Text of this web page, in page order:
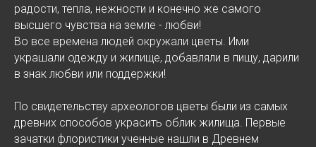
радости, тепла, нежности и конечно же самого
высшего чувства на земле - любви!
Во все времена людей окружали цветы. Ими
украшали одежду и жилище, добавляли в пищу, дарили
в знак любви или поддержки!
По свидетельству археологов цветы были из самых
древних способов украсить облик жилища. Первые
зачатки флористики ученные нашли в Древнем